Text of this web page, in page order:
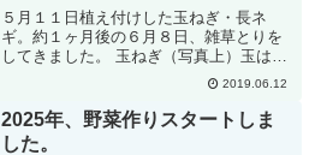
５月１１日植え付けした玉ねぎ・長ネ
ギ。約１ヶ月後の６月８日、雑草とりを
してきました。 玉ねぎ（写真上）玉はま
だ大きくなっていないけれど、葉の部分
が元気っぽい。 長ねぎ（写真下）落とし
込み栽培、今年は不調であまり根が付か
なかった様子。 長ねぎ...
2019.06.12
2025年、野菜作りスタートしま
した。